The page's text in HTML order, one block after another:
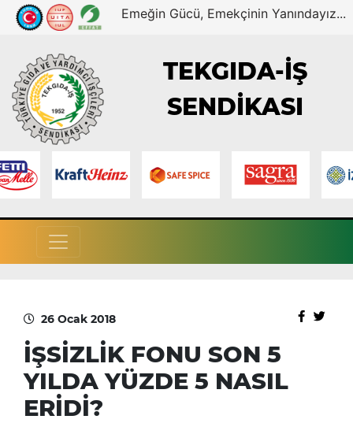
Emeğin Gücü, Emekçinin Yanındayız...
TEKGIDA-İŞ
SENDİKASI
26 Ocak 2018
İŞSİZLİK FONU SON 5
YILDA YÜZDE 5 NASIL
ERİDİ?